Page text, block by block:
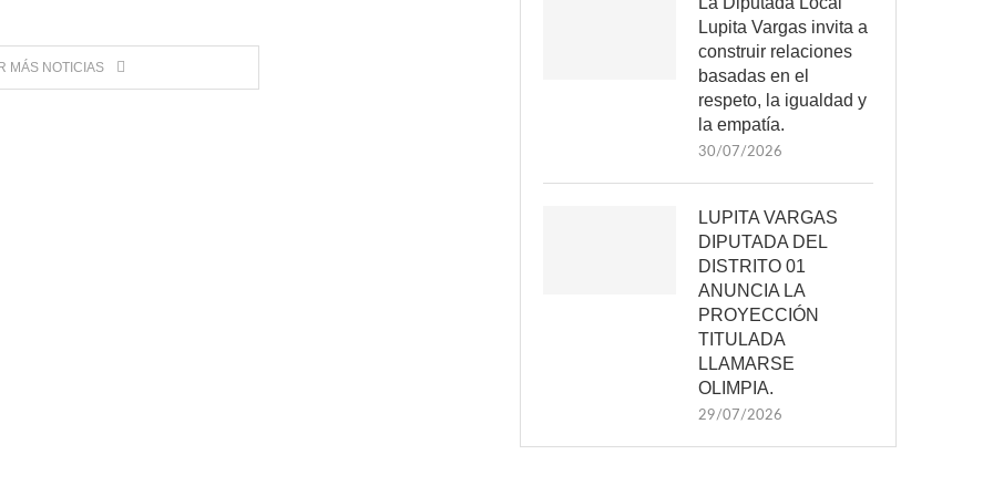
MÁS NOTICIAS
Lupita Vargas invita a
construir relaciones
basadas en el
respeto, la igualdad y
la empatía.
30/07/2026
LUPITA VARGAS
DIPUTADA DEL
DISTRITO 01
ANUNCIA LA
PROYECCIÓN
TITULADA
LLAMARSE
OLIMPIA.
29/07/2026